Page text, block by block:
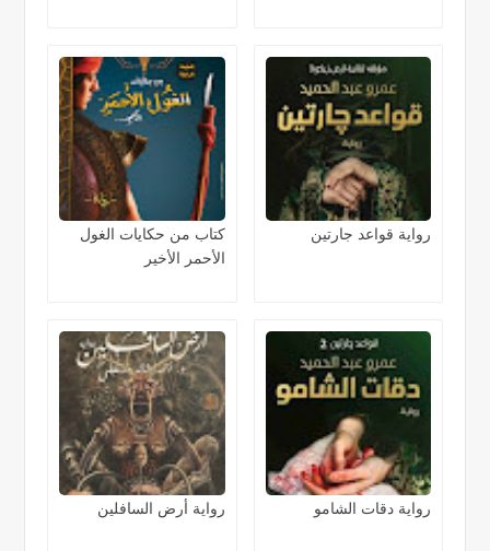
رواية قواعد جارتين
كتاب من حكايات الغول
الأحمر الأخير
رواية دقات الشامو رواية أرض السافلين